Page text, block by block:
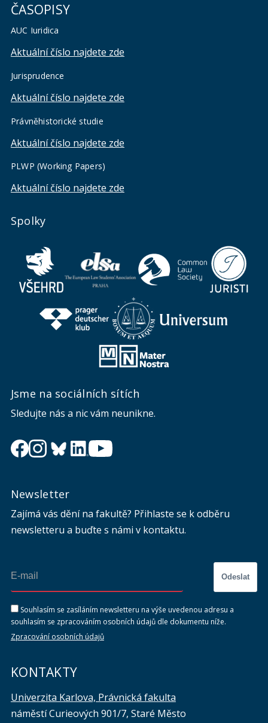
ČASOPISY
AUC Iuridica
Aktuální číslo najdete zde
Jurisprudence
Aktuální číslo najdete zde
Právněhistorické studie
Aktuální číslo najdete zde
PLWP (Working Papers)
Aktuální číslo najdete zde
Spolky
Jsme na sociálních sítích
Sledujte nás a nic vám neunikne.
Newsletter
Zajímá vás dění na fakultě? Přihlaste se k odběru
newsletteru a buďte s námi v kontaktu.
Odeslat
Souhlasím se zasíláním newsletteru na výše uvedenou adresu a
souhlasím se zpracováním osobních údajů dle dokumentu níže.
Zpracování osobních údajů
KONTAKTY
Univerzita Karlova, Právnická fakulta
náměstí Curieových 901/7, Staré Město